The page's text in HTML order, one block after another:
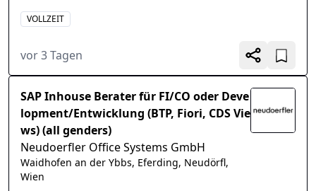
VOLLZEIT
vor 3 Tagen
SAP Inhouse Berater für FI/CO oder Deve
lopment/Entwicklung (BTP, Fiori, CDS Vie
ws) (all genders)
Neudoerfler Office Systems GmbH
Waidhofen an der Ybbs, Eferding, Neudörfl,
Wien